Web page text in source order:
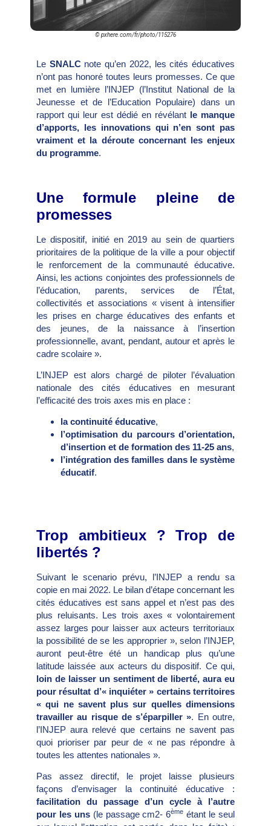
© pxhere.com/fr/photo/115276
Le SNALCnote qu’en 2022, les cités éducatives
n’ont pas honoré toutes leurs promesses. Ce que
met en lumière l’INJEP (l’Institut National de la
Jeunesse et de l’Education Populaire) dans un
rapport qui leur est dédié en révélant le manque
d’apports, les innovations qui n’en sont pas
vraiment et la déroute concernant les enjeux
du programme.
Une formule pleine de
promesses
Le dispositif, initié en 2019 au sein de quartiers
prioritaires de la politique de la ville a pour objectif
le renforcement de la communauté éducative.
Ainsi, les actions conjointes des professionnels de
l’éducation, parents, services de l’État,
collectivités et associations « visent à intensifier
les prises en charge éducatives des enfants et
des jeunes, de la naissance à l’insertion
professionnelle, avant, pendant, autour et après le
cadre scolaire ».
L’INJEP est alors chargé de piloter l’évaluation
nationale des cités éducatives en mesurant
l’efficacité des trois axes mis en place :
la continuité éducative,
l’optimisation du parcours d’orientation,
d’insertion et de formation des 11-25 ans,
l’intégration des familles dans le système
éducatif.
Trop ambitieux ? Trop de
libertés ?
Suivant le scenario prévu, l’INJEP a rendu sa
copie en mai 2022. Le bilan d’étape concernant les
cités éducatives est sans appel et n’est pas des
plus reluisants. Les trois axes « volontairement
assez larges pour laisser aux acteurs territoriaux
la possibilité de se les approprier », selon l’INJEP,
auront peut-être été un handicap plus qu’une
latitude laissée aux acteurs du dispositif. Ce qui,
loin de laisser un sentiment de liberté, aura eu
pour résultat d’« inquiéter » certains territoires
« qui ne savent plus sur quelles dimensions
travailler au risque de s’éparpiller ». En outre,
l’INJEP aura relevé que certains ne savent pas
quoi prioriser par peur de « ne pas répondre à
toutes les attentes nationales ».
Pas assez directif, le projet laisse plusieurs
façons d’envisager la continuité éducative :
facilitation du passage d’un cycle à l’autre
pour les uns(le passage cm2- 6ème étant le seul